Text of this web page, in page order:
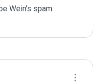
Wein's spam